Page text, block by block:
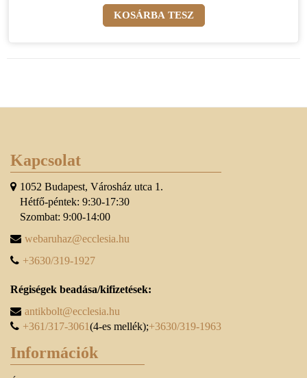
Kapcsolat
1052 Budapest, Városház utca 1.
Hétfő-péntek: 9:30-17:30
Szombat: 9:00-14:00
webaruhaz@ecclesia.hu
+3630/319-1927
Régiségek beadása/kifizetések:
antikbolt@ecclesia.hu
+361/317-3061(4-es mellék);+3630/319-1963
Információk